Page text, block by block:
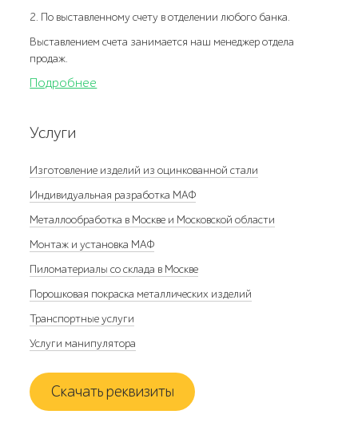
2. По выставленному счету в отделении любого банка.
Выставлением счета занимается наш менеджер отдела
продаж.
Подробнее
Услуги
Изготовление изделий из оцинкованной стали
Индивидуальная разработка МАФ
Металлообработка в Москве и Московской области
Монтаж и установка МАФ
Пиломатериалы со склада в Москве
Порошковая покраска металлических изделий
Транспортные услуги
Услуги манипулятора
Скачать реквизиты